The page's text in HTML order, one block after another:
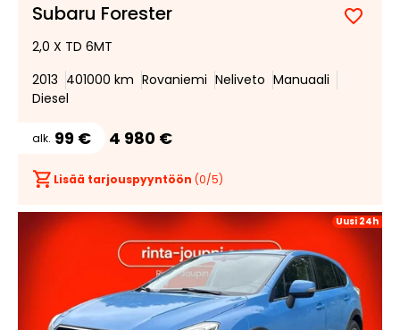
Subaru Forester
Lisää
2,0 X TD 6MT
2013 401000 km Rovaniemi Neliveto Manuaali
Diesel
alk. 99 € 4 980 €
Lisää tarjouspyyntöön (0/5)
Uusi 24h